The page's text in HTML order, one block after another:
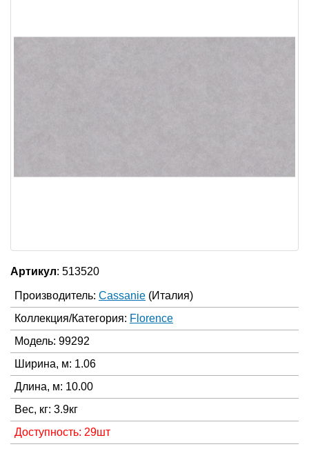
Артикул: 513520
Производитель: Cassanie (Италия)
Коллекция/Категория: Florence
Модель: 99292
Ширина, м: 1.06
Длина, м: 10.00
Вес, кг: 3.9кг
Доступность: 29шт